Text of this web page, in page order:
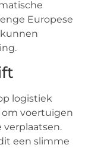
Europese
logistiek
voertuigen
een slimme